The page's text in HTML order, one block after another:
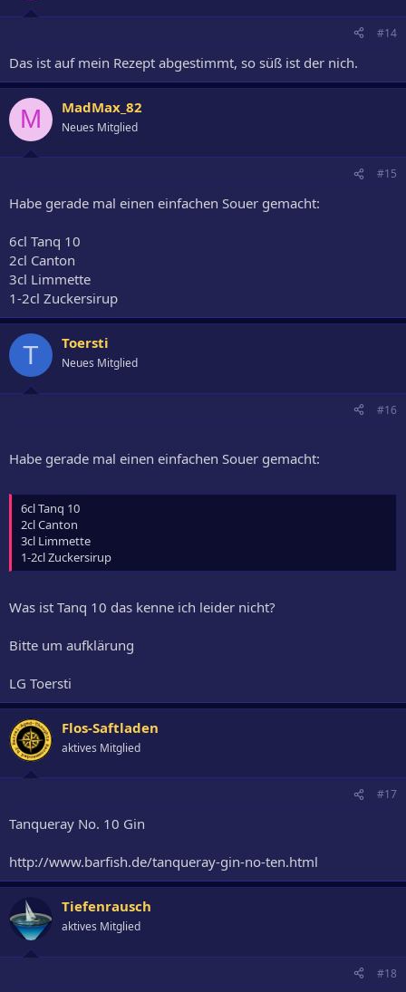
#14
Das ist auf mein Rezept abgestimmt, so süß ist der nich.
M MadMax_82
Neues Mitglied
#15
Habe gerade mal einen einfachen Souer gemacht:
6cl Tanq 10
2cl Canton
3cl Limmette
1-2cl Zuckersirup
T Toersti
Neues Mitglied
#16
Habe gerade mal einen einfachen Souer gemacht:
6cl Tanq 10
2cl Canton
3cl Limmette
1-2cl Zuckersirup
Was ist Tanq 10 das kenne ich leider nicht?
Bitte um aufklärung
LG Toersti
Flos-Saftladen
aktives Mitglied
#17
Tanqueray No. 10 Gin
http://www.barfish.de/tanqueray-gin-no-ten.html
Tiefenrausch
aktives Mitglied
#18